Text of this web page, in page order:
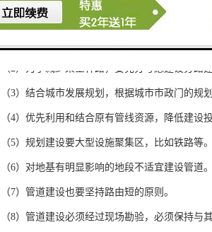
提升，通信设施也将是人们生活必需品之一。
（1）在满足设计的前提下，选择建在主干网络
（2）为了减少架空杆路，要充分考虑建设分路
（3）结合城市发展规划，根据城市市政门的规
（4）优先利用和结合原有管线资源，降低建设
（5）规划建设要大型设施聚集区，比如铁路等。
（6）对地基有明显影响的地段不适宜建设管道
（7）管道建设也要坚持路由短的原则。
（8）管道建设必须经过现场勘验，必须保持与